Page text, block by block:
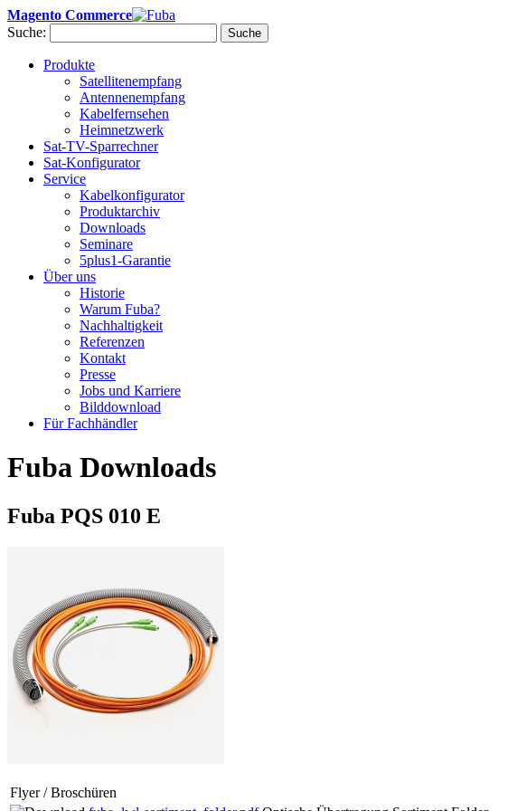
Magento Commerce
Suche:
Suche
Produkte
Satellitenempfang
Antennenempfang
Kabelfernsehen
Heimnetzwerk
Sat-TV-Sparrechner
Sat-Konfigurator
Service
Kabelkonfigurator
Produktarchiv
Downloads
Seminare
5plus1-Garantie
Über uns
Historie
Warum Fuba?
Nachhaltigkeit
Referenzen
Kontakt
Presse
Jobs und Karriere
Bilddownload
Für Fachhändler
Fuba Downloads
Fuba PQS 010 E
Flyer / Broschüren